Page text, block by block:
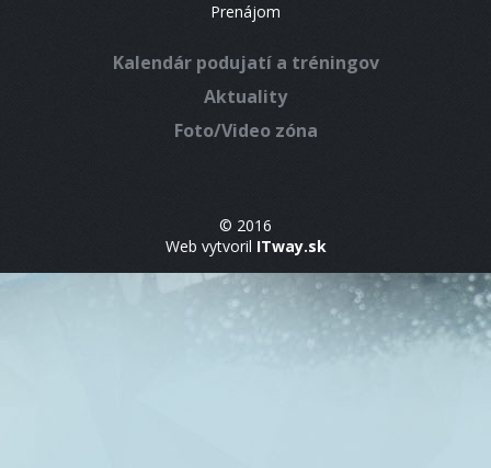
Prenájom
Kalendár podujatí a tréningov
Aktuality
Foto/Video zóna
© 2016
Web vytvoril ITway.sk